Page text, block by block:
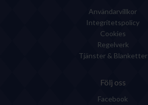
Användarvillkor
Integritetspolicy
Cookies
Regelverk
Tjänster & Blanketter
Följ oss
Facebook